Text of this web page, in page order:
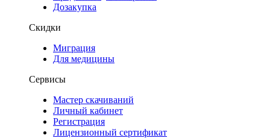
Дозакупка
Скидки
Миграция
Для медицины
Сервисы
Мастер скачиваний
Личный кабинет
Регистрация
Лицензионный сертификат